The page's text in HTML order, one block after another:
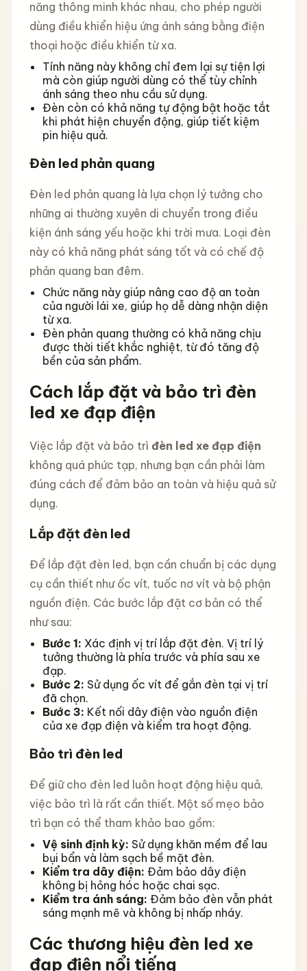
năng thông minh khác nhau, cho phép người
dùng điều khiển hiệu ứng ánh sáng bằng điện
thoại hoặc điều khiển từ xa.
Tính năng này không chỉ đem lại sự tiện lợi
mà còn giúp người dùng có thể tùy chỉnh
ánh sáng theo nhu cầu sử dụng.
Đèn còn có khả năng tự động bật hoặc tắt
khi phát hiện chuyển động, giúp tiết kiệm
pin hiệu quả.
Đèn led phản quang
Đèn led phản quang là lựa chọn lý tưởng cho
những ai thường xuyên di chuyển trong điều
kiện ánh sáng yếu hoặc khi trời mưa. Loại đèn
này có khả năng phát sáng tốt và có chế độ
phản quang ban đêm.
Chức năng này giúp nâng cao độ an toàn
của người lái xe, giúp họ dễ dàng nhận diện
từ xa.
Đèn phản quang thường có khả năng chịu
được thời tiết khắc nghiệt, từ đó tăng độ
bền của sản phẩm.
Cách lắp đặt và bảo trì đèn
led xe đạp điện
Việc lắp đặt và bảo trì đèn led xe đạp điện
không quá phức tạp, nhưng bạn cần phải làm
đúng cách để đảm bảo an toàn và hiệu quả sử
dụng.
Lắp đặt đèn led
Để lắp đặt đèn led, bạn cần chuẩn bị các dụng
cụ cần thiết như ốc vít, tuốc nơ vít và bộ phận
nguồn điện. Các bước lắp đặt cơ bản có thể
như sau:
Bước 1: Xác định vị trí lắp đặt đèn. Vị trí lý
tưởng thường là phía trước và phía sau xe
đạp.
Bước 2: Sử dụng ốc vít để gắn đèn tại vị trí
đã chọn.
Bước 3: Kết nối dây điện vào nguồn điện
của xe đạp điện và kiểm tra hoạt động.
Bảo trì đèn led
Để giữ cho đèn led luôn hoạt động hiệu quả,
việc bảo trì là rất cần thiết. Một số mẹo bảo
trì bạn có thể tham khảo bao gồm:
Vệ sinh định kỳ: Sử dụng khăn mềm để lau
bụi bẩn và làm sạch bề mặt đèn.
Kiểm tra dây điện: Đảm bảo dây điện
không bị hỏng hóc hoặc chai sạc.
Kiểm tra ánh sáng: Đảm bảo đèn vẫn phát
sáng mạnh mẽ và không bị nhấp nháy.
Các thương hiệu đèn led xe
đạp điện nổi tiếng